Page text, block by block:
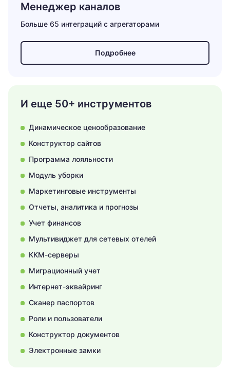
Менеджер каналов
Больше 65 интеграций с агрегаторами
Подробнее
И еще 50+ инструментов
Динамическое ценообразование
Отчеты, аналитика и прогнозы
Интернет-эквайринг
Конструктор сайтов
Учет финансов
Сканер паспортов
Программа лояльности
Мультивиджет для сетевых отелей
Роли и пользователи
Модуль уборки
ККМ-серверы
Конструктор документов
Маркетинговые инструменты
Миграционный учет
Электронные замки